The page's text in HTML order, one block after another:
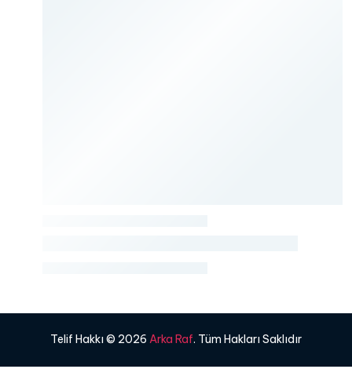
Telif Hakkı © 2026 Arka Raf. Tüm Hakları Saklıdır